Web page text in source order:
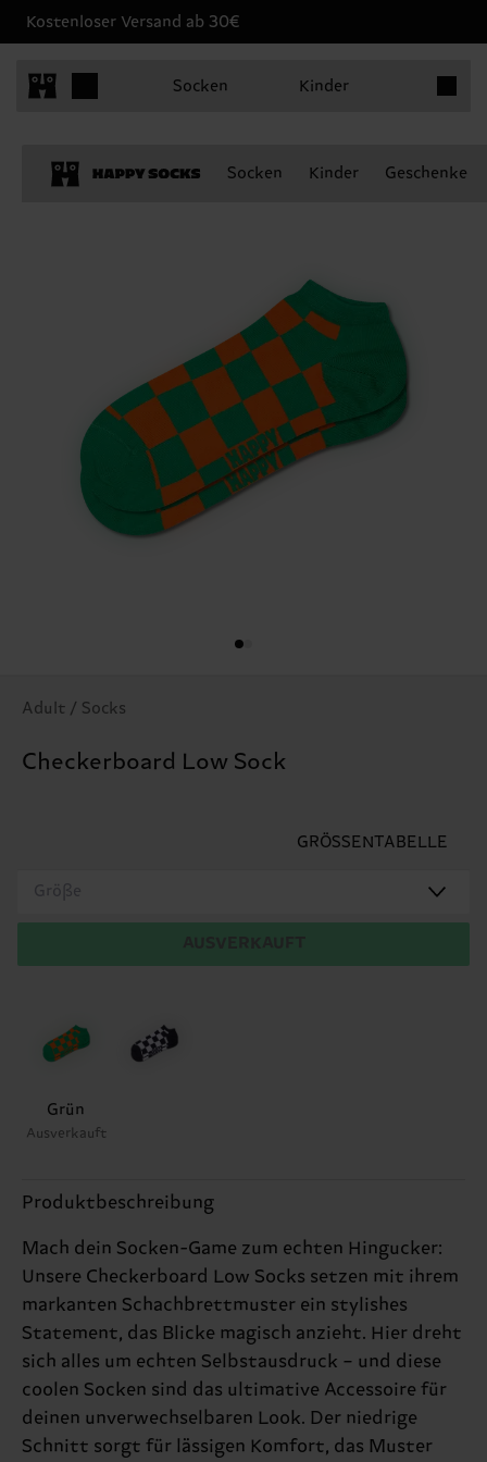
Kostenloser Versand ab 30€
Socken Kinder
Socken Kinder Geschenke
Adult / Socks
Checkerboard Low Sock
GRÖSSENTABELLE
Größe
Grün
Ausverkauft
Produktbeschreibung
Mach dein Socken-Game zum echten Hingucker:
Unsere Checkerboard Low Socks setzen mit ihrem
markanten Schachbrettmuster ein stylishes
Statement, das Blicke magisch anzieht. Hier dreht
sich alles um echten Selbstausdruck – und diese
coolen Socken sind das ultimative Accessoire für
deinen unverwechselbaren Look. Der niedrige
Schnitt sorgt für lässigen Komfort, das Muster